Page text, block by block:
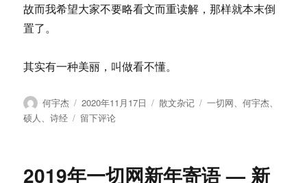
故而我希望大家不要略看文而重读解，那样就本末倒
置了。
其实有一种美丽，叫做看不懂。
作
者
何宇杰
发
布
2020年11月17日
分
散文杂记
标
一切网、何宇杰、
硕人、诗经
于
看
留下评论
2019年一切网新年寄语 — 新